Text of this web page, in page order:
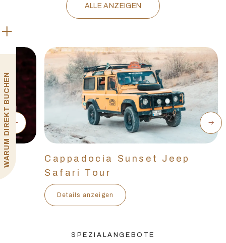
WARUM DIREKT BUCHEN
ALLE ANZEIGEN
Cappadocia Sunset Jeep
Safari Tour
Details anzeigen
SPEZIALANGEBOTE